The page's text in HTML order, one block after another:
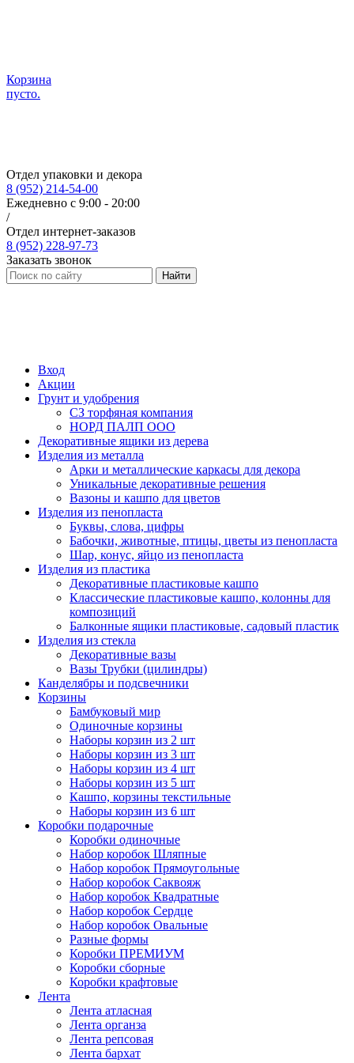
Корзина
пусто.
Отдел упаковки и декора
8 (952) 214-54-00
Ежедневно с 9:00 - 20:00
/
Отдел интернет-заказов
8 (952) 228-97-73
Заказать звонок
Найти
Вход
Акции
Грунт и удобрения
СЗ торфяная компания
НОРД ПАЛП ООО
Декоративные ящики из дерева
Изделия из металла
Арки и металлические каркасы для декора
Уникальные декоративные решения
Вазоны и кашпо для цветов
Изделия из пенопласта
Буквы, слова, цифры
Бабочки, животные, птицы, цветы из пенопласта
Шар, конус, яйцо из пенопласта
Изделия из пластика
Декоративные пластиковые кашпо
Классические пластиковые кашпо, колонны для
композиций
Балконные ящики пластиковые, садовый пластик
Изделия из стекла
Декоративные вазы
Вазы Трубки (цилиндры)
Канделябры и подсвечники
Корзины
Бамбуковый мир
Одиночные корзины
Наборы корзин из 2 шт
Наборы корзин из 3 шт
Наборы корзин из 4 шт
Наборы корзин из 5 шт
Кашпо, корзины текстильные
Наборы корзин из 6 шт
Коробки подарочные
Коробки одиночные
Набор коробок Шляпные
Набор коробок Прямоугольные
Набор коробок Саквояж
Набор коробок Квадратные
Набор коробок Сердце
Набор коробок Овальные
Разные формы
Коробки ПРЕМИУМ
Коробки сборные
Коробки крафтовые
Лента
Лента атласная
Лента органза
Лента репсовая
Лента бархат